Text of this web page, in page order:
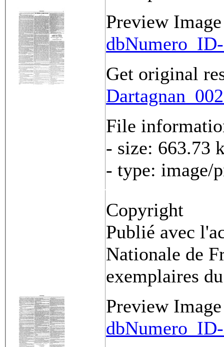
Preview Image
Get original
File
- size: 663.73
- type: image/
Copyright
Publié avec
Nationale de
exemplaires
Preview Image